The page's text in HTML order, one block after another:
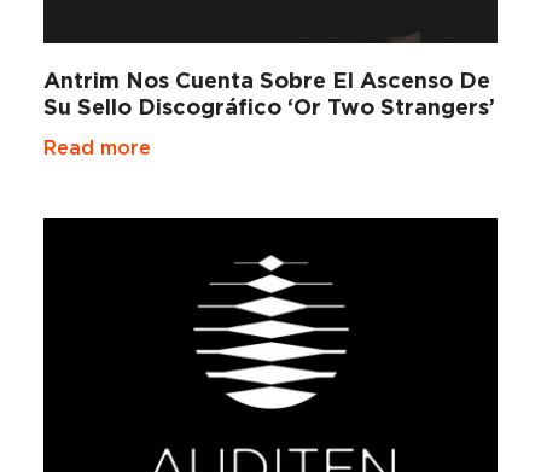
Antrim Nos Cuenta Sobre El Ascenso De
Su Sello Discográfico ‘Or Two Strangers’
Read more